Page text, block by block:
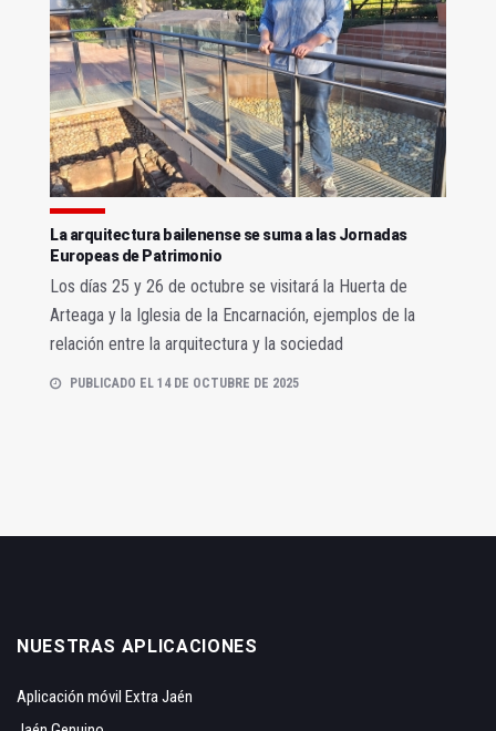
La arquitectura bailenense se suma a las Jornadas
Europeas de Patrimonio
Los días 25 y 26 de octubre se visitará la Huerta de
Arteaga y la Iglesia de la Encarnación, ejemplos de la
relación entre la arquitectura y la sociedad
PUBLICADO EL 14 DE OCTUBRE DE 2025
NUESTRAS APLICACIONES
Aplicación móvil Extra Jaén